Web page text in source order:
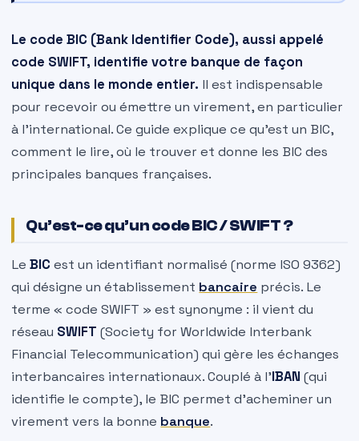
Le code BIC (Bank Identifier Code), aussi appelé
code SWIFT, identifie votre banque de façon
unique dans le monde entier. Il est indispensable
pour recevoir ou émettre un virement, en particulier
à l’international. Ce guide explique ce qu’est un BIC,
comment le lire, où le trouver et donne les BIC des
principales banques françaises.
Qu’est-ce qu’un code BIC / SWIFT ?
LeBIC est un identifiant normalisé (norme ISO 9362)
qui désigne un établissement bancaire précis. Le
terme « code SWIFT » est synonyme : il vient du
réseau SWIFT (Society for Worldwide Interbank
Financial Telecommunication) qui gère les échanges
interbancaires internationaux. Couplé à l’IBAN (qui
identifie le compte), le BIC permet d’acheminer un
virement vers la bonne banque.